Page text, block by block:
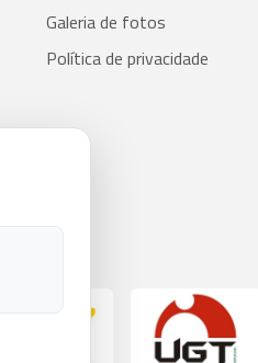
Galeria de fotos
Política de privacidade